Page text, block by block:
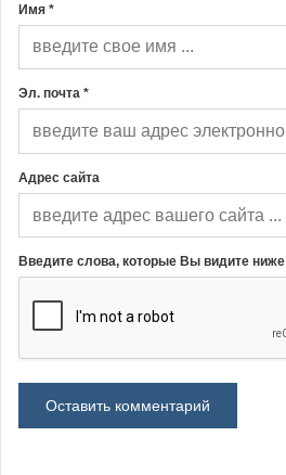
Имя *
Эл. почта *
Адрес сайта
Введите слова, которые Вы видите ниже